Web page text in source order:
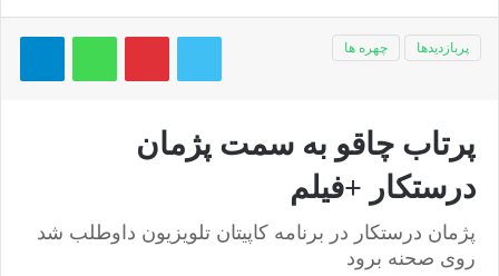
توییتر پینتریستواتس آپ
پربازدیدها چهره ها
پرتاب چاقو به سمت پژمان
درستکار +فیلم
پژمان درستکار در برنامه کاپیتان تلویزیون داوطلب شد
روی صحنه برود